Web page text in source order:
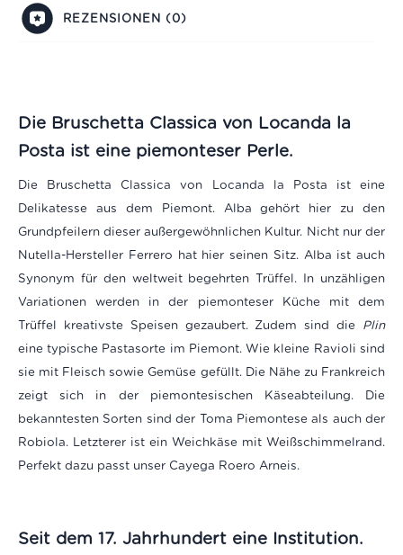
REZENSIONEN (0)
Die Bruschetta Classica von Locanda la
Posta ist eine piemonteser Perle.
Die Bruschetta Classica von Locanda la Posta ist eine
Delikatesse aus dem Piemont. Alba gehört hier zu den
Grundpfeilern dieser außergewöhnlichen Kultur. Nicht nur der
Nutella-Hersteller Ferrero hat hier seinen Sitz. Alba ist auch
Synonym für den weltweit begehrten Trüffel. In unzähligen
Variationen werden in der piemonteser Küche mit dem
Trüffel kreativste Speisen gezaubert. Zudem sind die Plin
eine typische Pastasorte im Piemont. Wie kleine Ravioli sind
sie mit Fleisch sowie Gemüse gefüllt. Die Nähe zu Frankreich
zeigt sich in der piemontesischen Käseabteilung. Die
bekanntesten Sorten sind der Toma Piemontese als auch der
Robiola. Letzterer ist ein Weichkäse mit Weißschimmelrand.
Perfekt dazu passt unser Cayega Roero Arneis.
Seit dem 17. Jahrhundert eine Institution.